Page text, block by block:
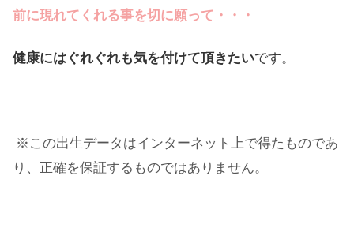
前に現れてくれる事を切に願って・・・
健康にはぐれぐれも気を付けて頂きたいです。
※この出生データはインターネット上で得たものであ
り、正確を保証するものではありません。